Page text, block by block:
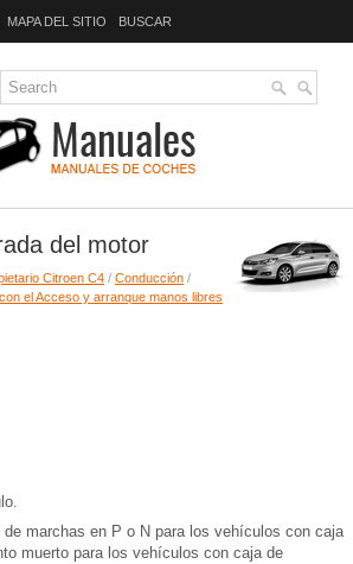
MAPA DEL SITIO BUSCAR
del motor
Citroen C4 / Conducción /
el Acceso y arranque manos libres
de marchas en P o N para los vehículos con caja
muerto para los vehículos con caja de